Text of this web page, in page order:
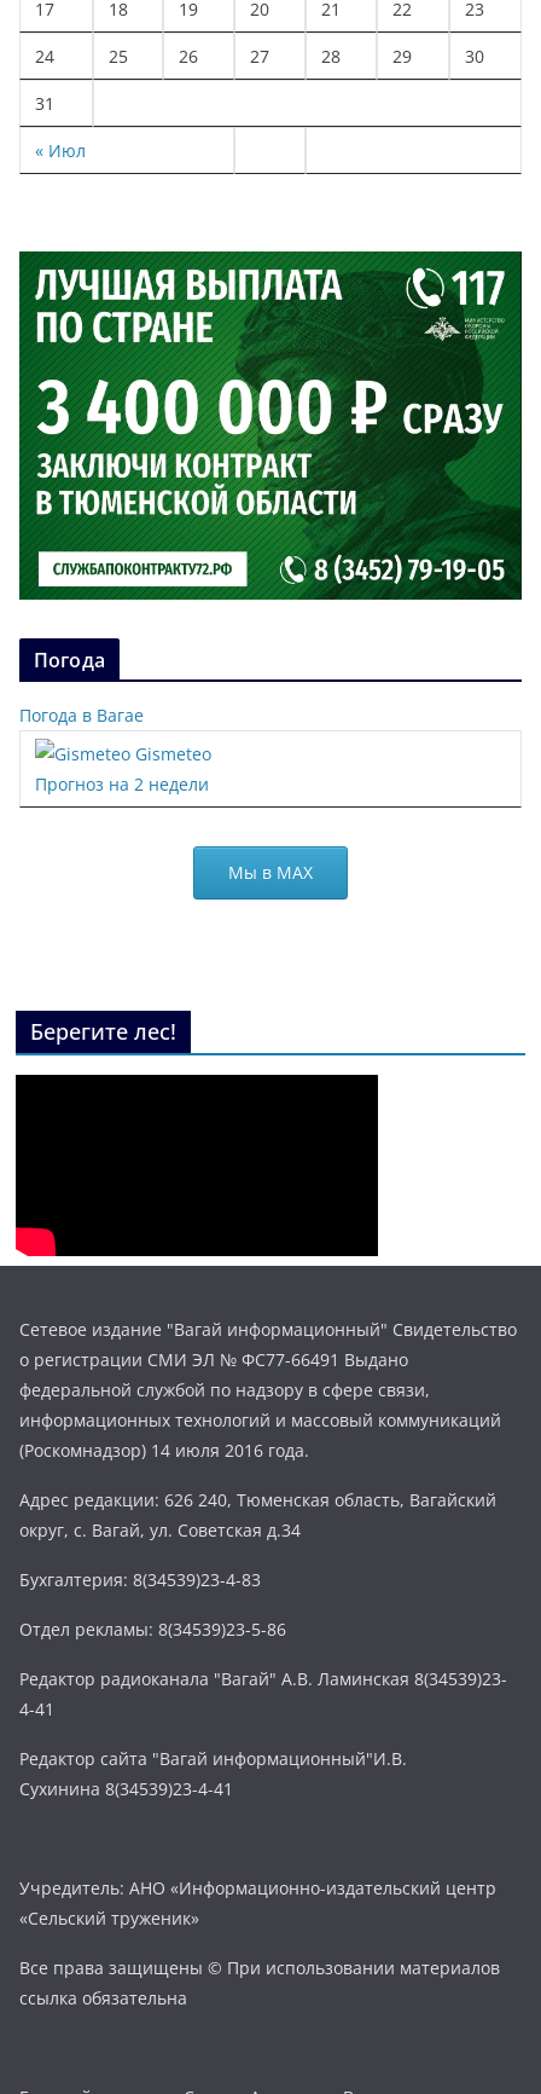
« Июл
17 18 19 20 21 22 23
24 25 26 27 28 29 30
31
Погода
Погода в Вагае
Gismeteo
Прогноз на 2 недели
Мы в МАХ
Берегите лес!
Сетевое издание "Вагай информационный" Свидетельство
о регистрации СМИ ЭЛ № ФС77-66491 Выдано
федеральной службой по надзору в сфере связи,
информационных технологий и массовый коммуникаций
(Роскомнадзор) 14 июля 2016 года.
Адрес редакции: 626 240, Тюменская область, Вагайский
округ, с. Вагай, ул. Советская д.34
Бухгалтерия: 8(34539)23-4-83
Отдел рекламы: 8(34539)23-5-86
Редактор радиоканала "Вагай" А.В. Ламинская 8(34539)23-
4-41
Редактор сайта "Вагай информационный"И.В.
Сухинина 8(34539)23-4-41
Учредитель: АНО «Информационно-издательский центр
«Сельский труженик»
Все права защищены © При использовании материалов
ссылка обязательна